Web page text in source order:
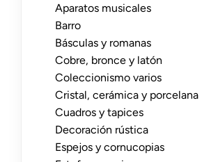
Aparatos musicales
Barro
Básculas y romanas
Cobre, bronce y latón
Coleccionismo varios
Cristal, cerámica y porcelana
Cuadros y tapices
Decoración rústica
Espejos y cornucopias